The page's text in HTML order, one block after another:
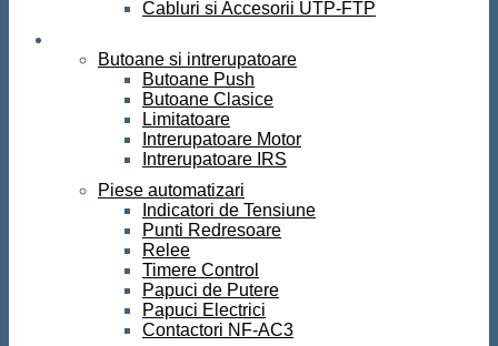
Cabluri si Accesorii UTP-FTP
Butoane si intrerupatoare
Butoane Push
Butoane Clasice
Limitatoare
Intrerupatoare Motor
Intrerupatoare IRS
Piese automatizari
Indicatori de Tensiune
Punti Redresoare
Relee
Timere Control
Papuci de Putere
Papuci Electrici
Contactori NF-AC3